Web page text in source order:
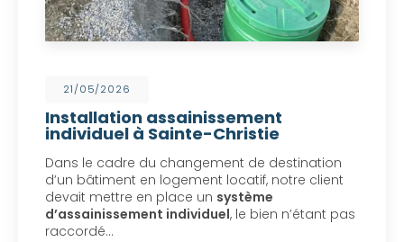
21/05/2026
Installation assainissement
individuel à Sainte-Christie
Dans le cadre du changement de destination
d’un bâtiment en logement locatif, notre client
devait mettre en place un système
d’assainissement individuel, le bien n’étant pas
raccordé…